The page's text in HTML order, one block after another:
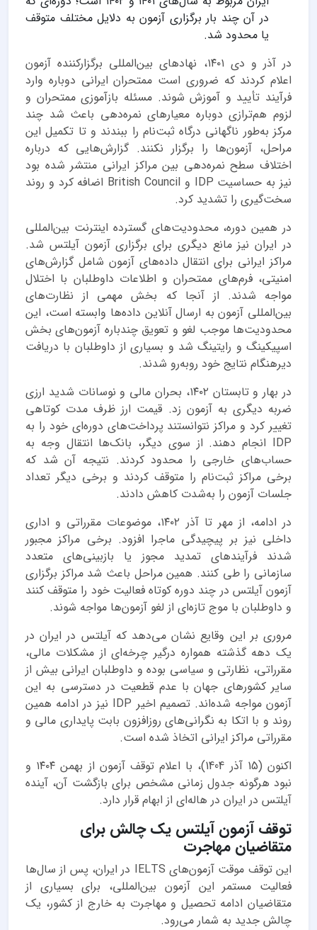
در آن چند بار برگزاری آزمون به دلایل مختلف متوقف
یا محدود شد.
در آذر و دی ۱۴۰۱، نهادهای بین‌المللی برگزارکننده آزمون
اعلام کردند که ضروری است ممتحران ایرانی دوباره وارد
فرآیند تأیید و آموزش شوند. مسئله بازآموزی ممتحران و
لزوم هم‌ترازی دوباره معیارهای نمره‌دهی باعث شد چند
مرکز به‌طور ناگهانی درگاه ثبت‌نام را ببندند و تا تکمیل این
مراحل، آزمون‌ها را برگزار نکنند. گزارش‌هایی که درباره
اختلاف سطح نمره‌دهی بین مراکز ایرانی منتشر شده بود
نیز به حساسیت IDP و British Council اضافه کرد و روند
سخت‌گیری را تشدید کرد.
در همین دوره، محدودیت‌های گسترده اینترنت بین‌المللی
در ایران نیز مانع دیگری برای برگزاری آزمون آیلتس شد.
مراکز ایرانی برای انتقال داده‌های آزمون شامل گزارش‌های
امنیتی، فرم‌های ممتحران و اطلاعات داوطلبان با اختلال
مواجه شدند. از آنجا که بخش مهمی از نظارت‌های
بین‌المللی آزمون به ارسال آنلاین داده‌ها وابسته است، این
محدودیت‌ها موجب لغو و تعویق چندباره آزمون‌های بخش
اسپیکینگ و رایتینگ شد و بسیاری از داوطلبان با دریافت
دیرهنگام نتایج خود روبه‌رو شدند.
در بهار و تابستان ۱۴۰۲، بحران مالی و نوسانات شدید ارزی
ضربه دیگری به آزمون زد. قیمت ارز ظرف مدت کوتاهی
تغییر کرد و مراکز نتوانستند پرداخت‌های دوره‌ای خود را به
IDP انجام دهند. از سوی دیگر، بانک‌ها انتقال وجه به
حساب‌های خارجی را محدود کردند. نتیجه آن شد که
برخی مراکز ثبت‌نام را متوقف کردند و برخی دیگر تعداد
جلسات آزمون را به‌شدت کاهش دادند.
در ادامه، از مهر تا آذر ۱۴۰۲، موضوعات مقرراتی و اداری
داخلی نیز بر پیچیدگی ماجرا افزود. برخی مراکز مجبور
شدند فرآیندهای تمدید مجوز یا بازبینی‌های متعدد
سازمانی را طی کنند. همین مراحل باعث شد مراکز برگزاری
آزمون آیلتس در چند دوره کوتاه فعالیت خود را متوقف کنند
و داوطلبان با موج تازه‌ای از لغو آزمون‌ها مواجه شوند.
مروری بر این وقایع نشان می‌دهد که آیلتس در ایران در
یک دهه گذشته همواره درگیر چرخه‌ای از مشکلات مالی،
مقرراتی، نظارتی و سیاسی بوده و داوطلبان ایرانی بیش از
سایر کشورهای جهان با عدم قطعیت در دسترسی به این
آزمون مواجه شده‌اند. تصمیم اخیر IDP نیز در ادامه همین
روند و با اتکا به نگرانی‌های روزافزون بابت پایداری مالی و
مقرراتی مراکز ایرانی اتخاذ شده است.
اکنون (15 آذر 1404)، با اعلام توقف آزمون از بهمن ۱۴۰۴ و
نبود هرگونه جدول زمانی مشخص برای بازگشت آن، آینده
آیلتس در ایران در هاله‌ای از ابهام قرار دارد.
توقف آزمون آیلتس یک چالش برای
متقاضیان مهاجرت
این توقف موقت آزمون‌های IELTS در ایران، پس از سال‌ها
فعالیت مستمر این آزمون بین‌المللی، برای بسیاری از
متقاضیان ادامه تحصیل و مهاجرت به خارج از کشور، یک
چالش جدید به شمار می‌رود.